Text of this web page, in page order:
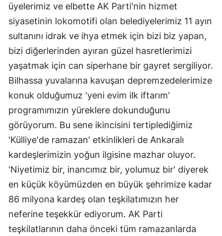
üyelerimiz ve elbette AK Parti'nin hizmet
siyasetinin lokomotifi olan belediyelerimiz 11 ayın
sultanını idrak ve ihya etmek için bizi biz yapan,
bizi diğerlerinden ayıran güzel hasretlerimizi
yaşatmak için can siperhane bir gayret sergiliyor.
Bilhassa yuvalarına kavuşan depremzedelerimize
konuk olduğumuz 'yeni evim ilk iftarım'
programımızın yüreklere dokunduğunu
görüyorum. Bu sene ikincisini tertiplediğimiz
'Külliye'de ramazan' etkinlikleri de Ankaralı
kardeşlerimizin yoğun ilgisine mazhar oluyor.
'Niyetimiz bir, inancımız bir, yolumuz bir' diyerek
en küçük köyümüzden en büyük şehrimize kadar
86 milyona kardeş olan teşkilatımızın her
neferine teşekkür ediyorum. AK Parti
teşkilatlarının daha önceki tüm ramazanlarda